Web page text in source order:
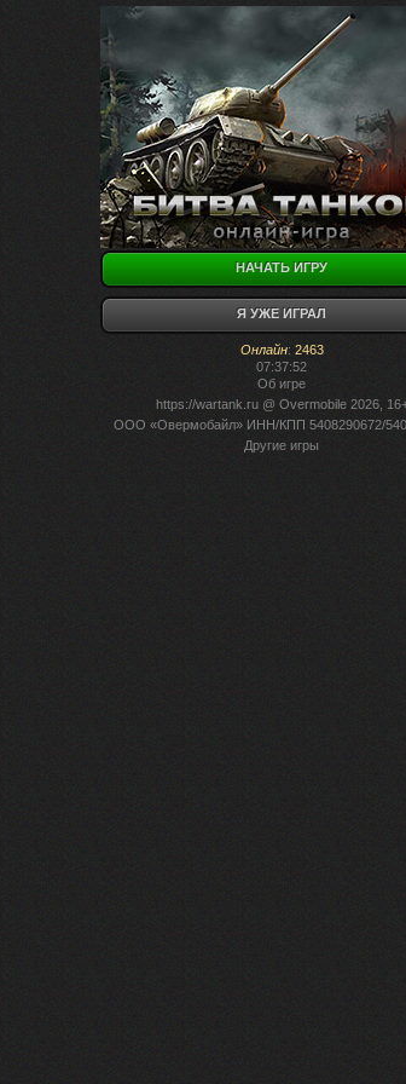
НАЧАТЬ ИГРУ
Я УЖЕ ИГРАЛ
Онлайн: 2463
07:37:52
Об игре
https://wartank.ru@ Overmobile 2026,
ООО «Овермобайл» ИНН/КПП 5408290672/
Другие игры